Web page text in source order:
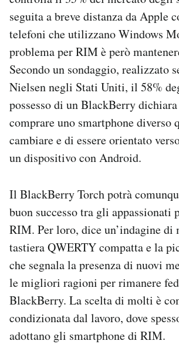
seguita a breve distanza da Apple
telefoni che utilizzano Windows
problema per RIM è però
Secondo un sondaggio, realizzato
Nielsen negli Stati Uniti, il 58%
possesso di un BlackBerry
comprare uno smartphone diverso
cambiare e di essere orientato
un dispositivo con Android.
Il BlackBerry Torch potrà
buon successo tra gli appassionati
RIM. Per loro, dice un’indagine di
tastiera QWERTY compatta e la
che segnala la presenza di nuovi
le migliori ragioni per rimanere
BlackBerry. La scelta di molti è
condizionata dal lavoro, dove
adottano gli smartphone di RIM.